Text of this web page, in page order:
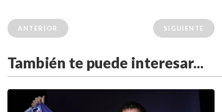
ANTERIOR SIGUIENTE
También te puede interesar...